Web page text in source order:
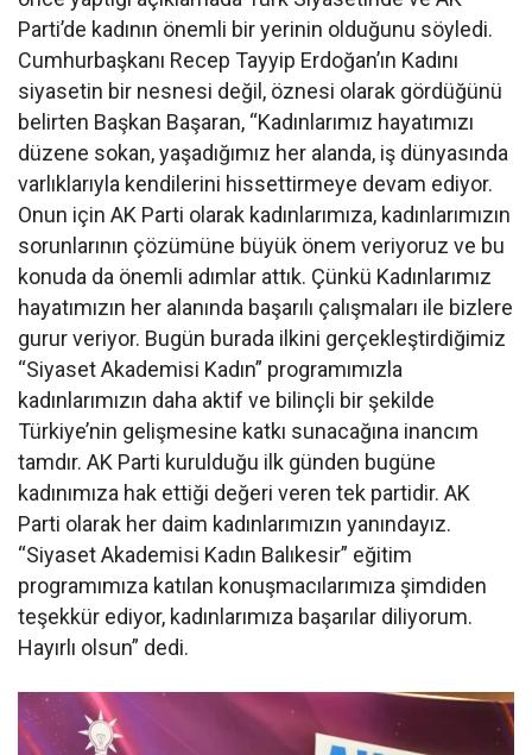
Parti’de kadının önemli bir yerinin olduğunu söyledi.
Cumhurbaşkanı Recep Tayyip Erdoğan’ın Kadını
siyasetin bir nesnesi değil, öznesi olarak gördüğünü
belirten Başkan Başaran, “Kadınlarımız hayatımızı
düzene sokan, yaşadığımız her alanda, iş dünyasında
varlıklarıyla kendilerini hissettirmeye devam ediyor.
Onun için AK Parti olarak kadınlarımıza, kadınlarımızın
sorunlarının çözümüne büyük önem veriyoruz ve bu
konuda da önemli adımlar attık. Çünkü Kadınlarımız
hayatımızın her alanında başarılı çalışmaları ile bizlere
gurur veriyor. Bugün burada ilkini gerçekleştirdiğimiz
“Siyaset Akademisi Kadın” programımızla
kadınlarımızın daha aktif ve bilinçli bir şekilde
Türkiye’nin gelişmesine katkı sunacağına inancım
tamdır. AK Parti kurulduğu ilk günden bugüne
kadınımıza hak ettiği değeri veren tek partidir. AK
Parti olarak her daim kadınlarımızın yanındayız.
“Siyaset Akademisi Kadın Balıkesir” eğitim
programımıza katılan konuşmacılarımıza şimdiden
teşekkür ediyor, kadınlarımıza başarılar diliyorum.
Hayırlı olsun” dedi.